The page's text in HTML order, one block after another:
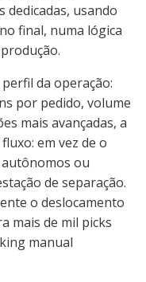
dedicadas, usando
final, numa lógica
da operação:
por pedido, volume
mais avançadas, a
em vez de o
ou
de separação.
o deslocamento
mais de mil picks
manual